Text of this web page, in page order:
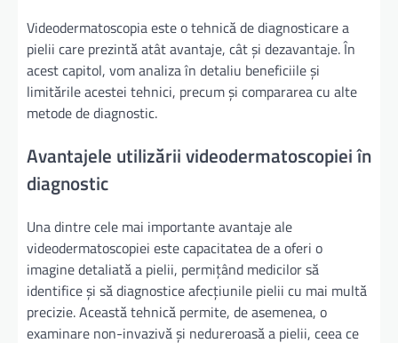
Videodermatoscopia este o tehnică de diagnosticare a
pielii care prezintă atât avantaje, cât și dezavantaje. În
acest capitol, vom analiza în detaliu beneficiile și
limitările acestei tehnici, precum și compararea cu alte
metode de diagnostic.
Avantajele utilizării videodermatoscopiei în
diagnostic
Una dintre cele mai importante avantaje ale
videodermatoscopiei este capacitatea de a oferi o
imagine detaliată a pielii, permițând medicilor să
identifice și să diagnostice afecțiunile pielii cu mai multă
precizie. Această tehnică permite, de asemenea, o
examinare non-invazivă și nedureroasă a pielii, ceea ce